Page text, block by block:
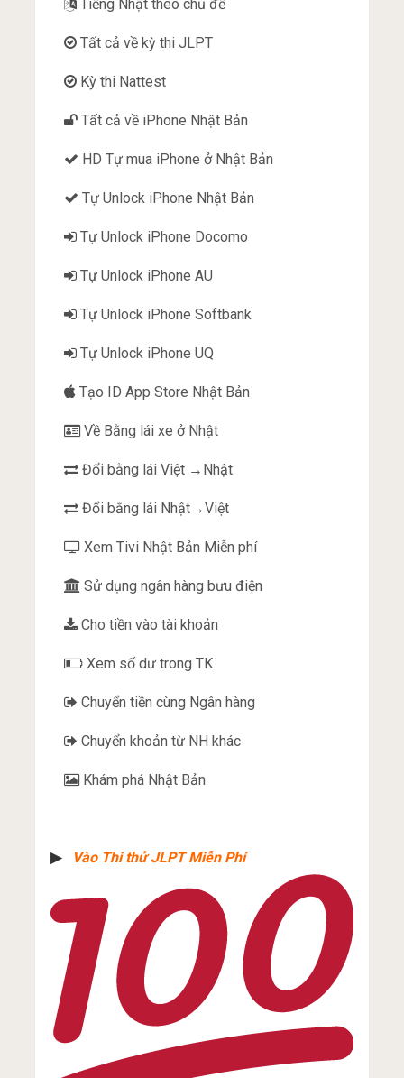
Tiếng Nhật theo chủ đề
Tất cả về kỳ thi JLPT
Kỳ thi Nattest
Tất cả về iPhone Nhật Bản
HD Tự mua iPhone ở Nhật Bản
Tự Unlock iPhone Nhật Bản
Tự Unlock iPhone Docomo
Tự Unlock iPhone AU
Tự Unlock iPhone Softbank
Tự Unlock iPhone UQ
Tạo ID App Store Nhật Bản
Về Bằng lái xe ở Nhật
Đổi bằng lái Việt →Nhật
Đổi bằng lái Nhật→Việt
Xem Tivi Nhật Bản Miễn phí
Sử dụng ngân hàng bưu điện
Cho tiền vào tài khoản
Xem số dư trong TK
Chuyển tiền cùng Ngân hàng
Chuyển khoản từ NH khác
Khám phá Nhật Bản
▶︎ Vào Thi thử JLPT Miễn Phí